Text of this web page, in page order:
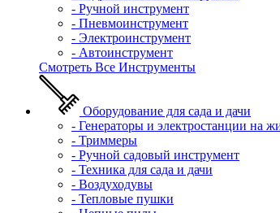
- Ручной инструмент
- Пневмоинструмент
- Электроинструмент
- Автоинструмент
Смотреть Все Инструменты
Оборудование для сада и дачи
- Генераторы и электростанции на
- Триммеры
- Ручной садовый инструмент
- Техника для сада и дачи
- Воздуходувы
- Тепловые пушки